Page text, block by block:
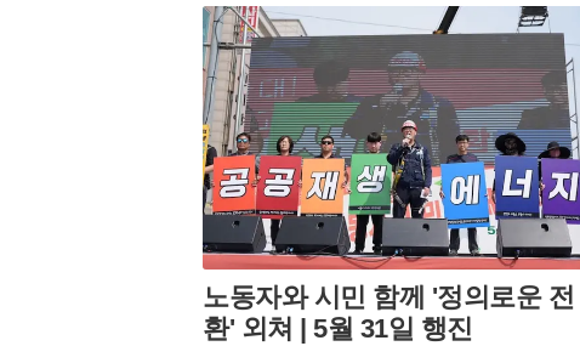
노동자와 시민 함께 '정의로운 전
환' 외쳐 | 5월 31일 행진